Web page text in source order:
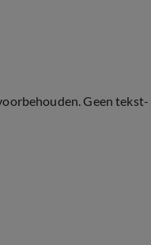
Geen tekst-